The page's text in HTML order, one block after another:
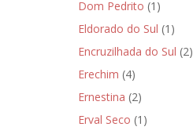
Dom Pedrito (1)
Eldorado do Sul (1)
Encruzilhada do Sul (2)
Erechim (4)
Ernestina (2)
Erval Seco (1)